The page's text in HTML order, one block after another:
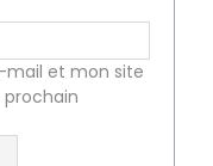
mail et mon site